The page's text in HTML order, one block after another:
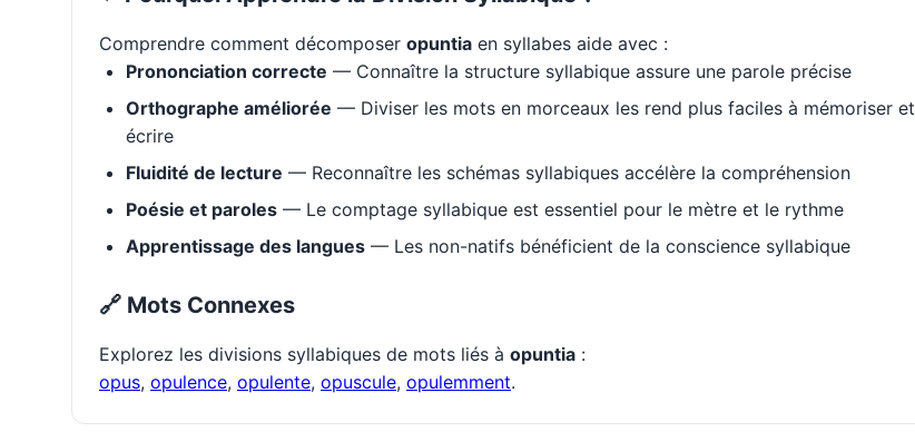
Comprendre comment décomposer opuntia en syllabes aide avec :
Prononciation correcte — Connaître la structure syllabique assure une parole précise
Orthographe améliorée — Diviser les mots en morceaux les rend plus faciles à mémoriser et
écrire
Fluidité de lecture — Reconnaître les schémas syllabiques accélère la compréhension
Poésie et paroles — Le comptage syllabique est essentiel pour le mètre et le rythme
Apprentissage des langues — Les non-natifs bénéficient de la conscience syllabique
🔗 Mots Connexes
Explorez les divisions syllabiques de mots liés à opuntia :
opus, opulence, opulente, opuscule, opulemment.